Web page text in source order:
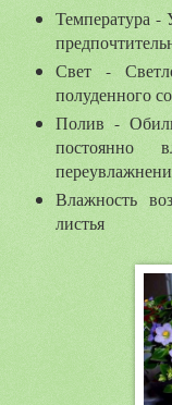
Температура -
Свет -
полуденного
Полив -
постоянно
Влажность
листья